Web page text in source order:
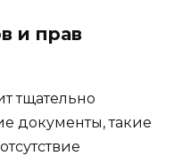
и прав
тщательно
документы, такие